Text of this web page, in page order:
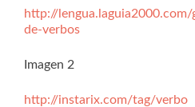
http://
de-verbos
Imagen 2
http://instarix.com/tag/verbo